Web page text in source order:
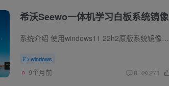
希沃Seewo一体机学习白板系统镜像
系统介绍 使用windows11 22h2原版系统镜像作为模板封装制作而成，安装的时候别联网，支持台式机和笔记本进行安装，当然有条件的尽量选择有触摸功能的会更好，毕竟是学习白板都是触摸使用的。 系...
windows
9个月前 0 271